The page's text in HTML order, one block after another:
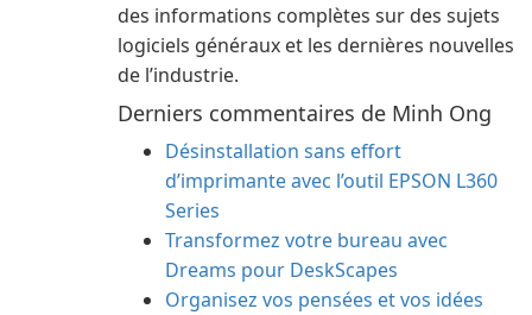
des informations complètes sur des sujets
logiciels généraux et les dernières nouvelles
de l’industrie.
Derniers commentaires de Minh Ong
Désinstallation sans effort
d’imprimante avec l’outil EPSON L360
Series
Transformez votre bureau avec
Dreams pour DeskScapes
Organisez vos pensées et vos idées